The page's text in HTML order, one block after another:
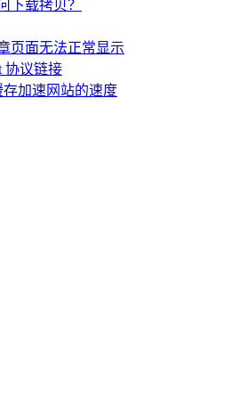
下载拷贝？
页面无法正常显示
协议链接
存加速网站的速度